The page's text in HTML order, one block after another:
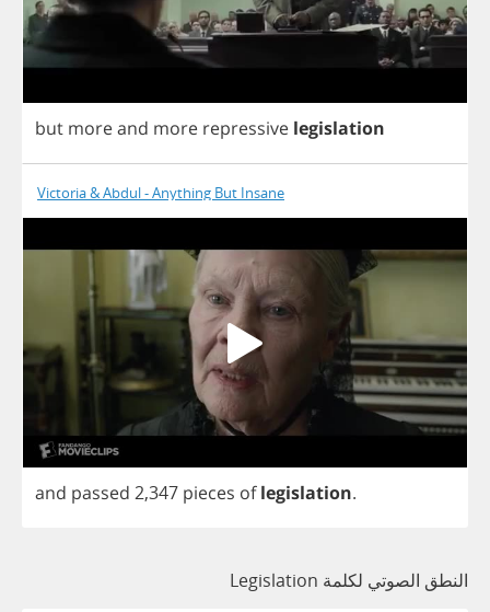
but moreand more repressive legislation
Victoria & Abdul - Anything But Insane
and passed 2,347 pieces of legislation.
النطق الصوتي لكلمة Legislation